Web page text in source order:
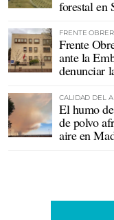
forestal en
FRENTE
Frente
ante la
denunciar
CALIDAD DEL
El humo
de polvo
aire en